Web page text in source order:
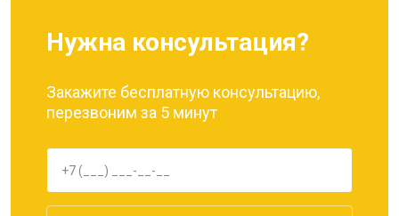
Нужна консультация?
Закажите бесплатную консультацию,
перезвоним за 5 минут